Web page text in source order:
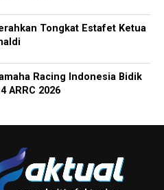
Tongkat Estafet Ketua
Racing Indonesia Bidik
ARRC 2026